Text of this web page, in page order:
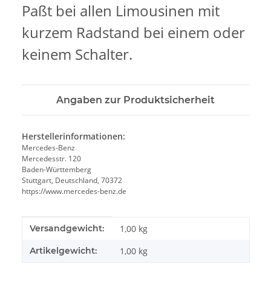
Paßt bei allen Limousinen mit
kurzem Radstand bei einem oder
keinem Schalter.
Angaben zur Produktsicherheit
Herstellerinformationen:
Mercedes-Benz
Mercedesstr. 120
Baden-Württemberg
Stuttgart, Deutschland, 70372
https://www.mercedes-benz.de
Produkteigenschaft
Wert
Versandgewicht: 1,00 kg
Artikelgewicht: 1,00 kg